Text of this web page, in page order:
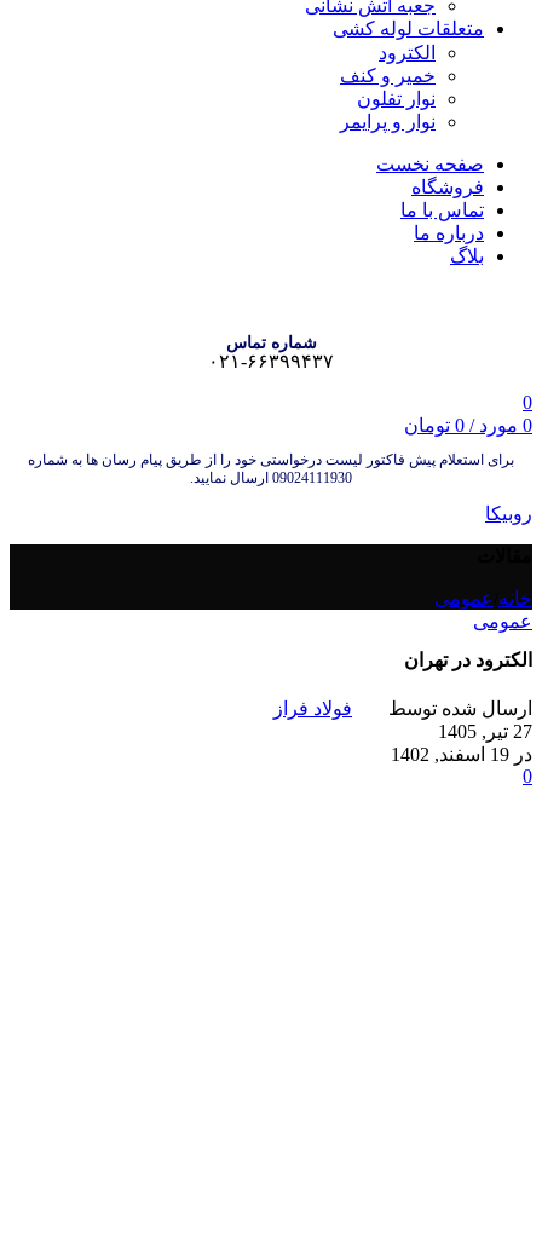
جعبه آتش نشانی
متعلقات لوله کشی
الکترود
خمیر و کنف
نوار تفلون
نوار و پرایمر
صفحه نخست
فروشگاه
تماس با ما
درباره ما
بلاگ
شماره تماس
۰۲۱-۶۶۳۹۹۴۳۷
0
0 مورد /
0 تومان
برای استعلام پیش فاکتور لیست درخواستی خود را از طریق پیام رسان ها به شماره
09024111930 ارسال نمایید.
روبیکا
خانه عمومی
عمومی
الکترود در تهران
ارسال شده توسط
فولاد فراز
27 تیر, 1405
در 19 اسفند, 1402
0